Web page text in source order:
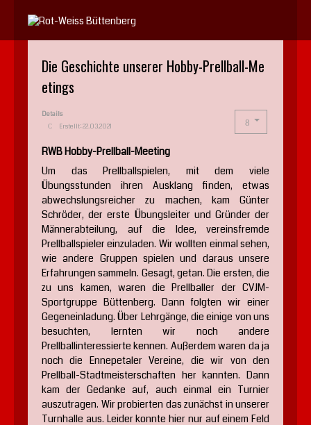
Die Geschichte unserer Hobby-Prellball-Me
etings
Details
Erstellt: 22.03.2021
RWB Hobby-Prellball-Meeting
Um das Prellballspielen, mit dem viele
Übungsstunden ihren Ausklang finden, etwas
abwechslungsreicher zu machen, kam Günter
Schröder, der erste Übungsleiter und Gründer der
Männerabteilung, auf die Idee, vereinsfremde
Prellballspieler einzuladen. Wir wollten einmal sehen,
wie andere Gruppen spielen und daraus unsere
Erfahrungen sammeln. Gesagt, getan. Die ersten, die
zu uns kamen, waren die Prellballer der CVJM-
Sportgruppe Büttenberg. Dann folgten wir einer
Gegeneinladung. Über Lehrgänge, die einige von uns
besuchten, lernten wir noch andere
Prellballinteressierte kennen. Außerdem waren da ja
noch die Ennepetaler Vereine, die wir von den
Prellball-Stadtmeisterschaften her kannten. Dann
kam der Gedanke auf, auch einmal ein Turnier
auszutragen. Wir probierten das zunächst in unserer
Turnhalle aus. Leider konnte hier nur auf einem Feld